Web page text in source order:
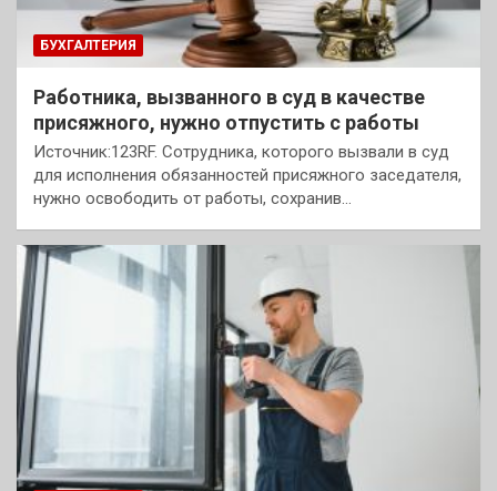
БУХГАЛТЕРИЯ
Работника, вызванного в суд в качестве
присяжного, нужно отпустить с работы
Источник:123RF. Сотрудника, которого вызвали в суд
для исполнения обязанностей присяжного заседателя,
нужно освободить от работы, сохранив…